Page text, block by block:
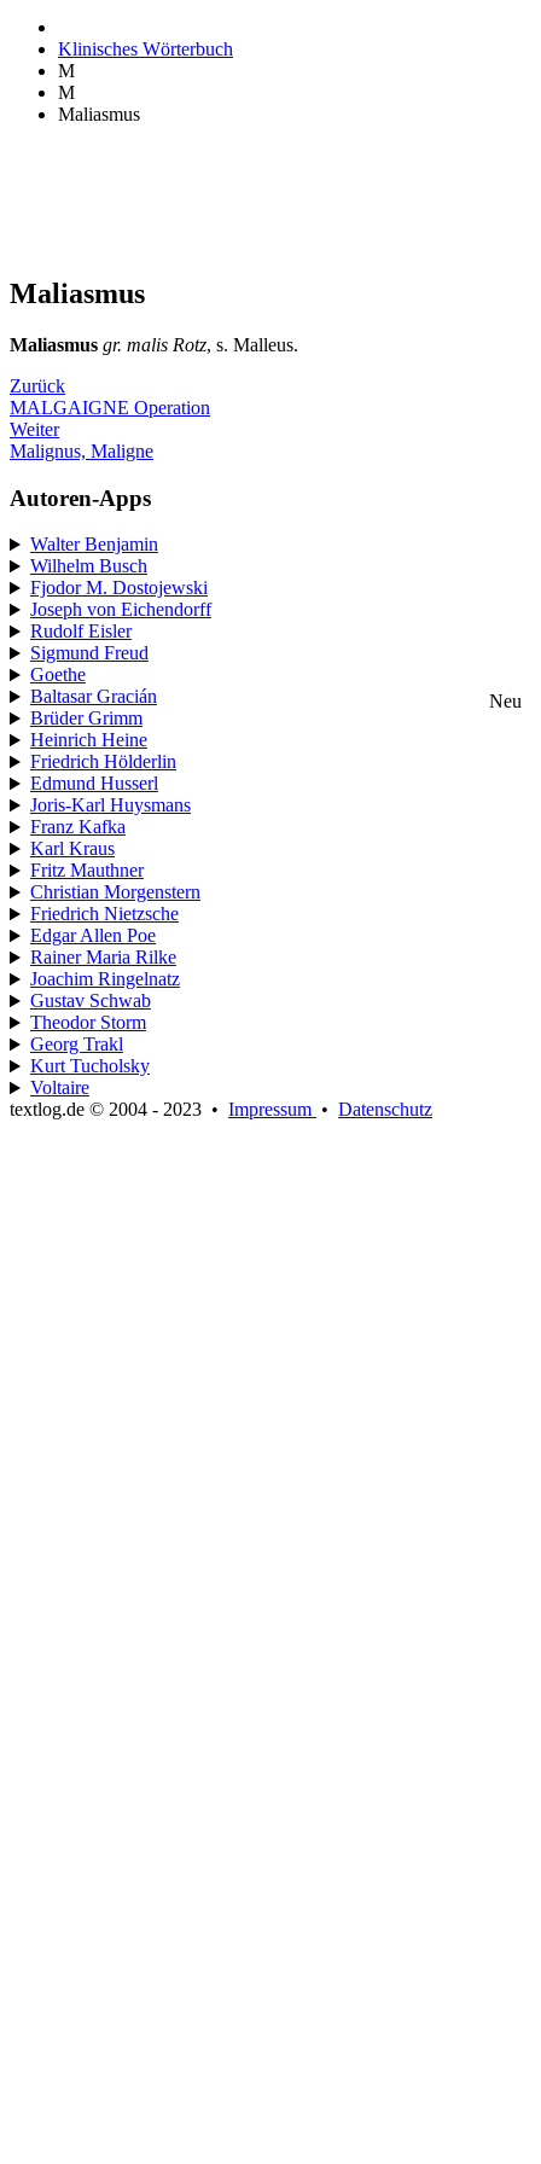
Klinisches Wörterbuch
M
M
Maliasmus
Maliasmus
Maliasmus gr. malis Rotz, s. Malleus.
Zurück
MALGAIGNE Operation
Weiter
Malignus, Maligne
Autoren-Apps
Walter Benjamin
Wilhelm Busch
Fjodor M. Dostojewski
Joseph von Eichendorff
Rudolf Eisler
Sigmund Freud
Goethe
Baltasar Gracián
Neu
Brüder Grimm
Heinrich Heine
Friedrich Hölderlin
Edmund Husserl
Joris-Karl Huysmans
Franz Kafka
Karl Kraus
Fritz Mauthner
Christian Morgenstern
Friedrich Nietzsche
Edgar Allen Poe
Rainer Maria Rilke
Joachim Ringelnatz
Gustav Schwab
Theodor Storm
Georg Trakl
Kurt Tucholsky
Voltaire
textlog.de © 2004 - 2023 • Impressum • Datenschutz